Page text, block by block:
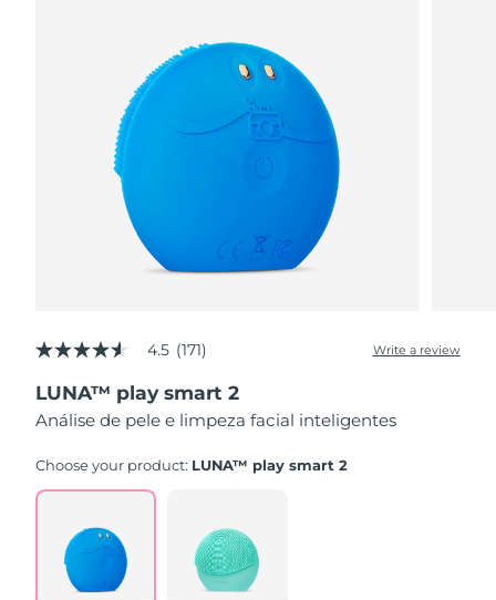
4.5
of
5
stars,
rating
Read
Reviews.
Same
page
link.
4.5 (171) Write a review
LUNA™ play smart 2
Análise de pele e limpeza facial inteligentes
Choose your product: LUNA™ play smart 2